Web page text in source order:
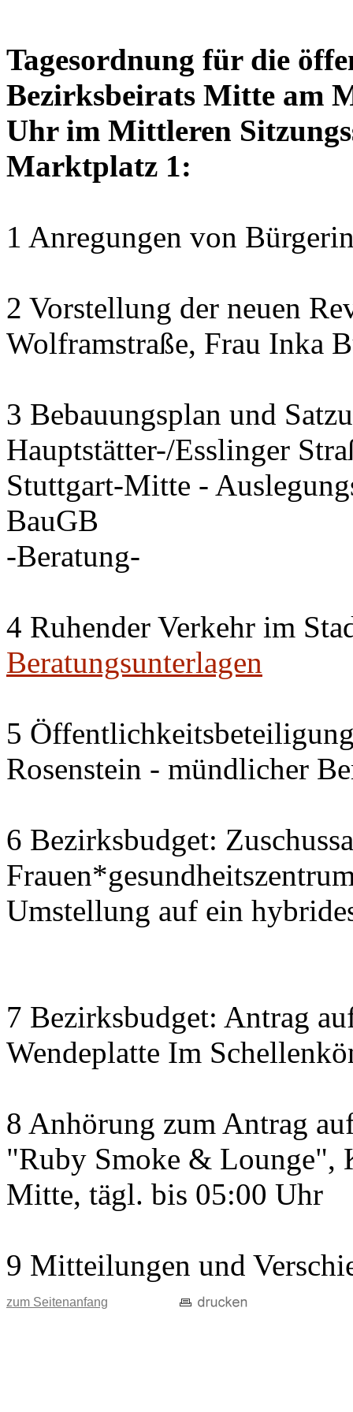
Tagesordnung für die
Bezirksbeirats Mitte am
Uhr im Mittleren
Marktplatz 1:
1 Anregungen von
2 Vorstellung der neuen
Wolframstraße, Frau Inka
3 Bebauungsplan und
Hauptstätter-/Esslinger
Stuttgart-Mitte -
BauGB
-Beratung-
4 Ruhender Verkehr im
Beratungsunterlagen
5
Rosenstein - mündlicher
6 Bezirksbudget:
Umstellung auf ein
7 Bezirksbudget: Antrag
Wendeplatte Im
8 Anhörung zum Antrag
"Ruby Smoke & Lounge",
Mitte, tägl. bis 05:00 Uhr
9 Mitteilungen und
zum Seitenanfang